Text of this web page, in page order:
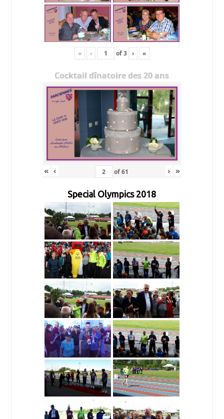
« ‹ of3 › »
Cocktail dînatoire des 20 ans
« ‹ of61 › »
Special Olympics 2018